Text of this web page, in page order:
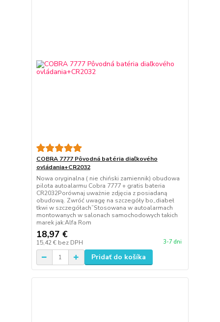
COBRA 7777 Pôvodná batéria diaľkového
ovládania+CR2032
Nowa oryginalna ( nie chiński zamiennik) obudowa
pilota autoalarmu Cobra 7777 + gratis bateria
CR2032Porównaj uważnie zdjęcia z posiadaną
obudową. Zwróć uwagę na szczegóły bo„diabeł
tkwi w szczegółach”Stosowana w autoalarmach
montowanych w salonach samochodowych takich
marek jak:Alfa Rom
18,97 €
15,42 € bez DPH 3-7 dni
Pridať do košíka